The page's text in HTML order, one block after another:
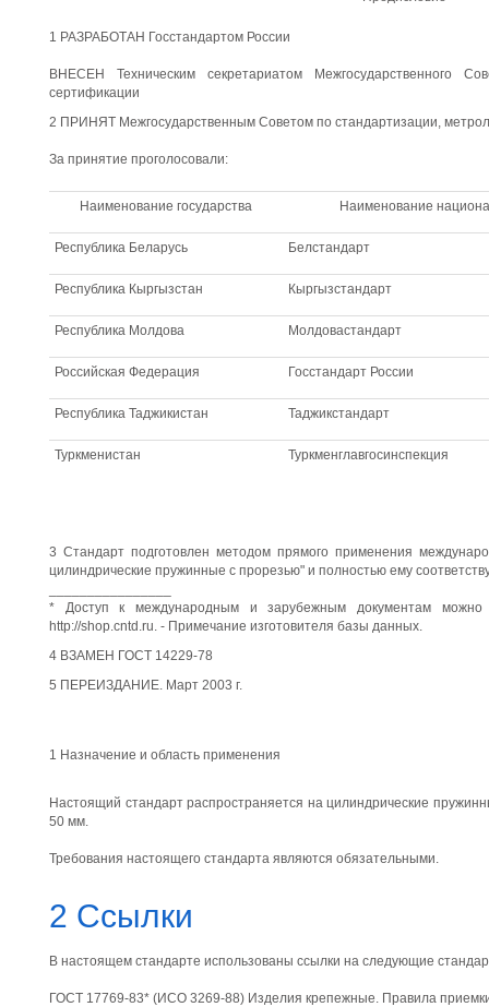
1 РАЗРАБОТАН Госстандартом России
ВНЕСЕН Техническим секретариатом Межгосударственного
сертификации
2 ПРИНЯТ Межгосударственным Советом по стандартизации,
За принятие проголосовали:
Наименование государства Наименование
Республика Беларусь Белстандарт
Республика Кыргызстан Кыргызстандарт
Республика Молдова Молдовастандарт
Российская Федерация Госстандарт России
Республика Таджикистан Таджикстандарт
Туркменистан Туркменглавгосинспекция
3 Стандарт подготовлен методом прямого применения
цилиндрические пружинные с прорезью" и полностью ему
* Доступ к международным и зарубежным документам
http://shop.cntd.ru. - Примечание изготовителя базы данных.
4 ВЗАМЕН ГОСТ 14229-78
5 ПЕРЕИЗДАНИЕ. Март 2003 г.
1 Назначение и область применения
Настоящий стандарт распространяется на цилиндрические
50 мм.
Требования настоящего стандарта являются обязательными.
2 Ссылки
В настоящем стандарте использованы ссылки на следующие
ГОСТ 17769-83* (ИСО 3269-88) Изделия крепежные. Правила